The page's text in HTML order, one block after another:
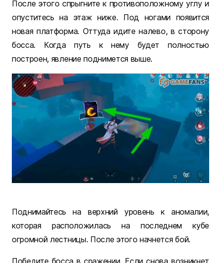
После этого спрыгните к противоположному углу и
опуститесь на этаж ниже. Под ногами появится
новая платформа. Оттуда идите налево, в сторону
босса. Когда путь к нему будет полностью
построен, явление поднимется выше.
Поднимайтесь на верхний уровень к аномалии,
которая расположилась на последнем кубе
огромной лестницы. После этого начнется бой.